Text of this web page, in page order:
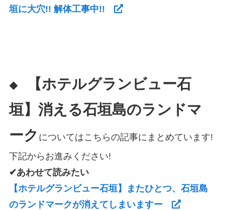
垣に大穴!! 解体工事中!!
◆
【ホテルグランビュー石
垣】消える石垣島のランドマ
ーク についてはこちらの記事にまとめています!
下記からお進みください!
✔あわせて読みたい
【ホテルグランビュー石垣】またひとつ、石垣島
のランドマークが消えてしまいますー